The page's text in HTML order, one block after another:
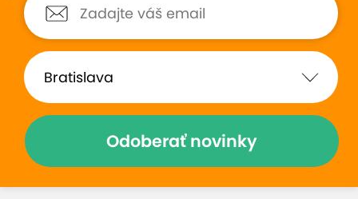
Odoberať novinky